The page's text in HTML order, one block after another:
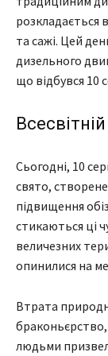
розкладається
та сажі. Цей
дизельного
що відбувся 10
Сьогодні, 10
свято,
підвищення
стикаються ці
величезних
опинилися на
Втрата
браконьєрство,
людьми